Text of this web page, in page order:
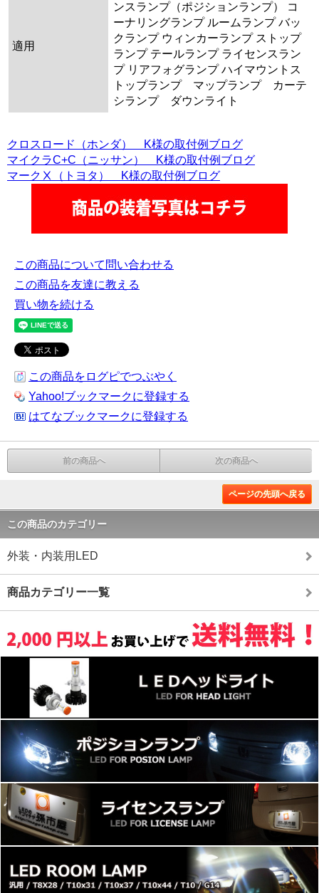
適用
ンスランプ（ポジションランプ） コ
ーナリングランプ ルームランプ バッ
クランプ ウィンカーランプ ストップ
ランプ テールランプ ライセンスラン
プ リアフォグランプ ハイマウントス
トップランプ マップランプ カーテ
シランプ ダウンライト
クロスロード（ホンダ） K様の取付例ブログ
マイクラC+C（ニッサン） K様の取付例ブログ
マークⅩ（トヨタ） K様の取付例ブログ
この商品について問い合わせる
この商品を友達に教える
買い物を続ける
この商品をログピでつぶやく
Yahoo!ブックマークに登録する
はてなブックマークに登録する
前の商品へ 次の商品へ
ページの先頭へ戻る
この商品のカテゴリー
外装・内装用LED
商品カテゴリー一覧